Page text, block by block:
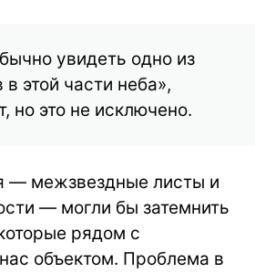
увидеть одно из
в этой части неба»,
но это не исключено.
— межзвездные листы и
— могли бы затемнить
рядом с
объектом. Проблема в